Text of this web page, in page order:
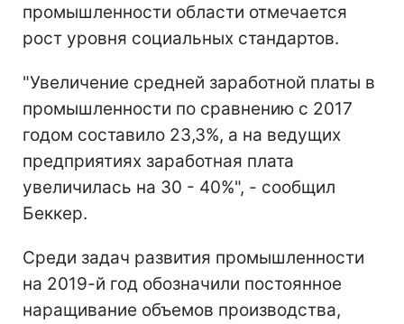
промышленности области отмечается
рост уровня социальных стандартов.
"Увеличение средней заработной платы в
промышленности по сравнению с 2017
годом составило 23,3%, а на ведущих
предприятиях заработная плата
увеличилась на 30 - 40%", - сообщил
Беккер.
Среди задач развития промышленности
на 2019-й год обозначили постоянное
наращивание объемов производства,